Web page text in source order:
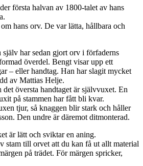
första halvan av 1800-talet av hans
hans orv. De var lätta, hållbara och
själv har sedan gjort orv i förfaderns
överdel. Bengt visar upp ett
– eller handtag. Han har slagit mycket
av Mattias Helje.
översta handtaget är självvuxet. En
på stammen har fått bli kvar.
tjur, så knaggen blir stark och håller
Den undre är däremot ditmonterad.
är lätt och sviktar en aning.
stam till orvet att du kan få ut allt material
på trädet. För märgen spricker,